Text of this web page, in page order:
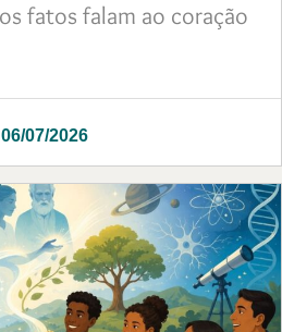
fatos falam ao coração
06/07/2026